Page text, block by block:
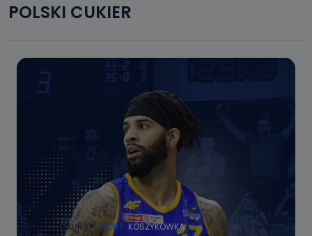
POLSKI CUKIER
KONKURSY SPORT KOSZYKÓWKA